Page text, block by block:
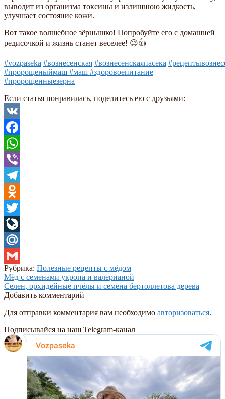
выводит из организма токсины и излишнюю жидкость,
улучшает состояние кожи.
Вот такое волшебное зёрнышко! Попробуйте его с домашней
редисочкой и жизнь станет веселее! 😉👍
#vozpaseka #вознесенская #вознесенскаяпасека
#пророщеныймаш #маш #здоровоепитание
#пророщенныезерна
Если статья понравилась, поделитесь ею с друзьями:
VK
Facebook
WhatsApp
Viber
Telegram
Odnoklassniki
Twitter
LiveJournal
Mail.Ru
Gmail
Рубрика: Полезные рецепты с мёдом
Навигация
по
Предыдущая
запись:
Мёд с семенами укропа и валерианой
Следующая
запись:
Селен, орхидейные пчёлы и семена бертоллетова дерева
Добавить комментарий
Для отправки комментария вам необходимо авторизоваться.
Подписывайся на наш Telegram-канал